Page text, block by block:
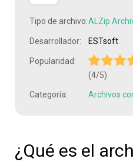
Tipo de archivo:ALZip
Desarrollador: ESTsoft
Popularidad:
(4/5)
Categoría: Archivos
¿Qué es el